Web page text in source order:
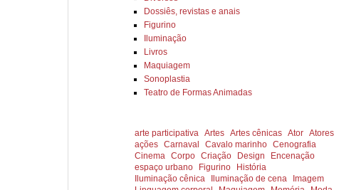
Dossiês, revistas e anais
Figurino
Iluminação
Livros
Maquiagem
Sonoplastia
Teatro de Formas Animadas
arte participativa Artes Artes cênicas Ator Atores
ações Carnaval Cavalo marinho Cenografia
Cinema Corpo Criação Design
Encenação
espaço urbano
Figurino
História
Iluminação cênica
Iluminação de cena
Imagem